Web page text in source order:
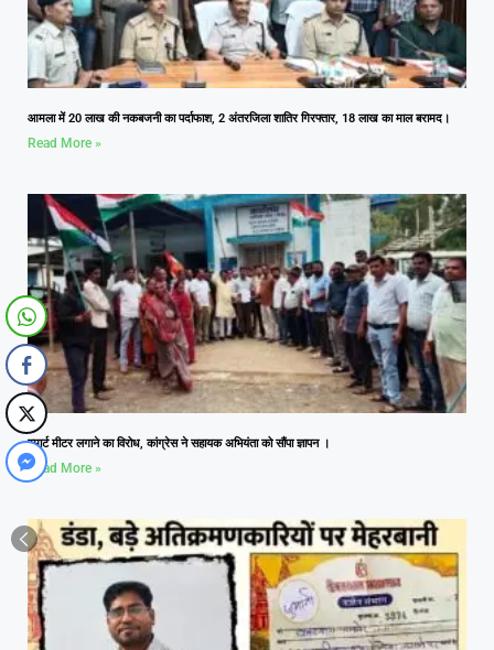
आमला में 20 लाख की नकबजनी का पर्दाफाश, 2 अंतरजिला शातिर गिरफ्तार, 18 लाख का माल बरामद।
Read More »
स्मार्ट मीटर लगाने का विरोध, कांग्रेस ने सहायक अभियंता को सौंपा ज्ञापन ।
Read More »